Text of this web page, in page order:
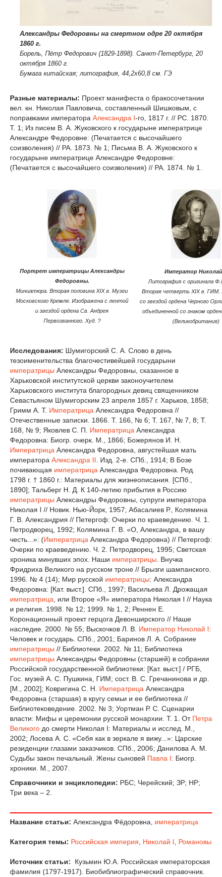
Александры Федоровны на смертном одре 20 октября
1860 г.
Борель, Пётр Федорович (1829-1898). Санкт-Петербург, 20
октября 1860 г.
Бумага китайская; литография, 44,2х60,8 см. ГЭ
Разные материалы: Проект манифеста о бракосочетании
вел. кн. Николая Павловича, составленный Шишковым, с
поправками императора Александра I-го, 1817 г. // РС. 1870.
Т. 1; Из писем В. А. Жуковского к государыне императрице
Александре Федоровне: (Печатается с высочайшего
соизволения) // РА. 1873. № 1; Письма В. А. Жуковского к
государыне императрице Александре Федоровне:
(Печатается с высочайшего соизволения) // РА. 1874. № 1.
Портрет императрицы Александры
Федоровны.
Миниатюра. Вторая половина XIX в. Музеи
Московского Кремля. Изображена с лентой
и звездой ордена Св. Андрея
Первозванного. Худ. ?
Император
Литография с оригинала
Вторая четверть XIX в. ГИМ.
со звездой ордена Черного
объединенной со знаком
(Великобритания)
Исследования: Шумигорский С. А. Слово в день
тезоименительства благочестивейшей государыни
императрицы Александры Федоровны, сказанное в
Харьковской институтской церкви законоучителем
Харьковского института благородных девиц священником
Севастьяном Шумигорским 23 апреля 1857 г. Харьков, 1858;
Гримм А. Т. Императрица Александра Федоровна //
Отечественные записки. 1866. Т. 166, № 6; Т. 167, № 7, 8; Т.
168, № 9; Яковлев С. П. Императрица Александра
Федоровна: Биогр. очерк. М., 1866; Божерянов И. Н.
Императрица Александра Федоровна, августейшая мать
императора Александра II . Изд. 2-е. СПб., 1914; В Бозе
почивающая императрица Александра Федоровна. Род.
1798 г. † 1860 г.: Материалы для жизнеописания. [СПб.,
1890]; Тальберг Н. Д. К 140-летию прибытия в Россию
императрицы Александры Федоровны, супруги императора
Николая I // Новик. Нью-Йорк, 1957; Абасалиев Р., Колямина
Г. В. Александрия // Петергоф: Очерки по краеведению. Ч. 1.
Петродворец, 1992; Колямина Г. В. «О, Александра, в вашу
честь...»: (Императрица Александра Федоровна) // Петергоф:
Очерки по краеведению. Ч. 2. Петродворец, 1995; Светская
хроника минувших эпох. Наши императрицы . Внучка
Фридриха Великого на русском троне // Брызги шампанского.
1996. № 4 (14); Мир русской императрицы: Александра
Федоровна: [Кат. выст.]. СПб., 1997; Васильева Л. Дрожащая
императрица , или Второе «Я» императора Николая I // Наука
и религия. 1998. № 12; 1999. № 1, 2; Реннен Е.
Коронационный проект герцога Девонширского // Наше
наследие. 2000. № 55; Выскочков Л. В. Император Николай I:
Человек и государь. СПб., 2001; Баринов Л. А. Собрание
императрицы // Библиотеки. 2002. № 11; Библиотека
императрицы Александры Федоровны (старшей) в собрании
Российской государственной библиотеки: [Кат. выст.] / РГБ,
Гос. музей А. С. Пушкина, ГИМ; сост. В. С. Гречанинова и др.
[М., 2002]; Ковригина С. Н. Императрица Александра
Федоровна (старшая) в кругу семьи и ее библиотека //
Библиотековедение. 2002. № 3; Уортман Р. С. Сценарии
власти: Мифы и церемонии русской монархии. Т. 1. От Петра
Великого до смерти Николая I: Материалы и исслед. М.,
2002; Лосева А. С. «Себя как в зеркале я вижу...»: Царские
резиденции глазами заказчиков. СПб., 2006; Данилова А. М.
Судьбы закон печальный. Жены сыновей Павла I: Биогр.
хроники. М., 2007.
Справочники и энциклопедии: РБС; Черейский; ЗР; НР;
Три века – 2.
Название статьи: Александра Фёдоровна, императрица
Категория темы: Российская империя Николай I Романовы
Источник статьи:
Кузьмин Ю.А. Российская императорская
фамилия (1797-1917). Биобиблиографический справочник.